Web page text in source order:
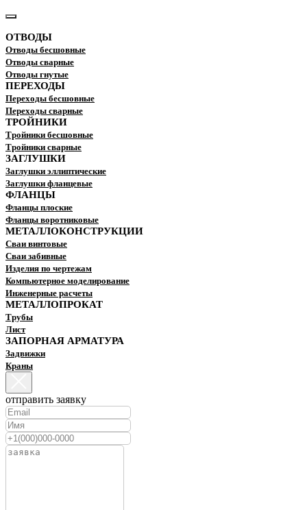
ОТВОДЫ
Отводы бесшовные
Отводы сварные
Отводы гнутые
ПЕРЕХОДЫ
Переходы бесшовные
Переходы сварные
ТРОЙНИКИ
Тройники бесшовные
Тройники сварные
ЗАГЛУШКИ
Заглушки эллиптические
Заглушки фланцевые
ФЛАНЦЫ
Фланцы плоские
Фланцы воротниковые
МЕТАЛЛОКОНСТРУКЦИИ
Сваи винтовые
Сваи забивные
Изделия по чертежам
Компьютерное моделирование
Инженерные расчеты
МЕТАЛЛОПРОКАТ
Трубы
Лист
ЗАПОРНАЯ АРМАТУРА
Задвижки
Краны
отправить заявку